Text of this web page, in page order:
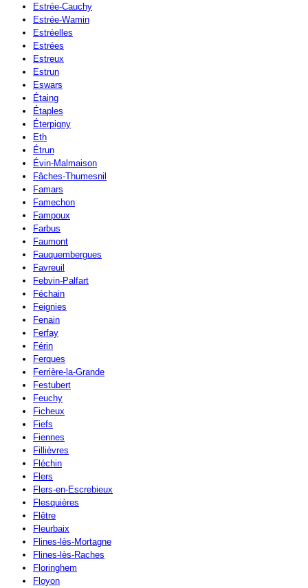
Estrée-Cauchy
Estrée-Wamin
Estréelles
Estrées
Estreux
Estrun
Eswars
Étaing
Étaples
Éterpigny
Eth
Étrun
Évin-Malmaison
Fâches-Thumesnil
Famars
Famechon
Fampoux
Farbus
Faumont
Fauquembergues
Favreuil
Febvin-Palfart
Féchain
Feignies
Fenain
Ferfay
Férin
Ferques
Ferrière-la-Grande
Festubert
Feuchy
Ficheux
Fiefs
Fiennes
Fillièvres
Fléchin
Flers
Flers-en-Escrebieux
Flesquières
Flêtre
Fleurbaix
Flines-lès-Mortagne
Flines-lès-Raches
Floringhem
Floyon